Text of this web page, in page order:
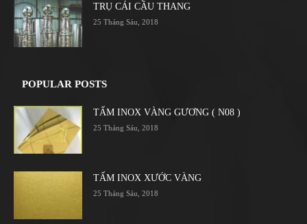
TRỤ CÁI CẦU THANG
25 Tháng Sáu, 2018
POPULAR POSTS
TẤM INOX VÀNG GƯƠNG ( N08 )
25 Tháng Sáu, 2018
TẤM INOX XƯỚC VÀNG
25 Tháng Sáu, 2018